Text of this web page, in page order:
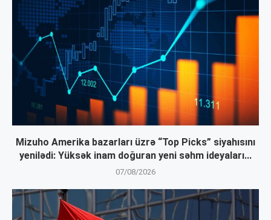
Mizuho Amerika bazarları üzrə “Top Picks” siyahısını
yenilədi: Yüksək inam doğuran yeni səhm ideyaları...
07/08/2026